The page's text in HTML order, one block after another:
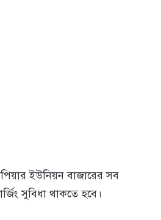
ইউনিয়ন বাজারের সব
সুবিধা থাকতে হবে।